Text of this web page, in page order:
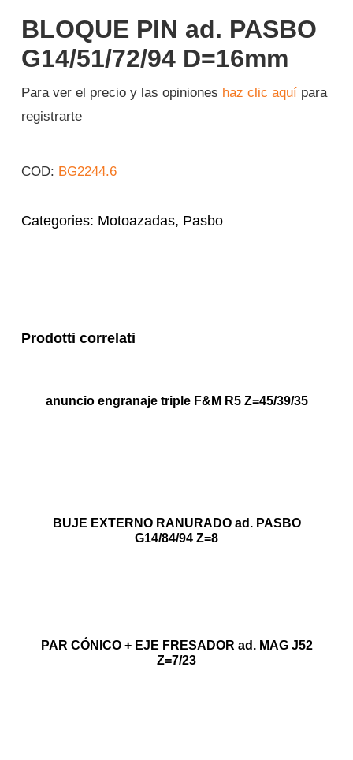
Español
BLOQUE PIN ad. PASBO
G14/51/72/94 D=16mm
Para ver el precio y las opiniones haz clic aquípara
registrarte
COD: BG2244.6
Categories: Motoazadas, Pasbo
Prodotti correlati
anuncio engranaje triple F&M R5 Z=45/39/35
BUJE EXTERNO RANURADO ad. PASBO
G14/84/94 Z=8
PAR CÓNICO + EJE FRESADOR ad. MAG J52
Z=7/23